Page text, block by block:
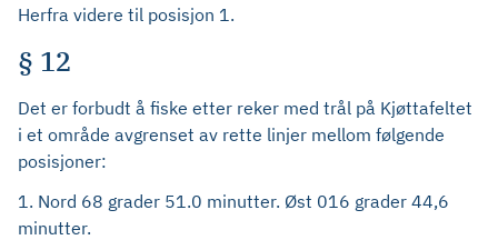
Herfra videre til posisjon 1.
§ 12
Det er forbudt å fiske etter reker med trål på Kjøttafeltet
i et område avgrenset av rette linjer mellom følgende
posisjoner:
1. Nord 68 grader 51.0 minutter. Øst 016 grader 44,6
minutter.